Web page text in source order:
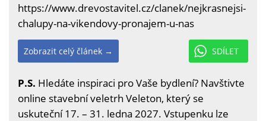
https://www.drevostavitel.cz/clanek/nejkrasnejsi-
chalupy-na-vikendovy-pronajem-u-nas
SDÍLET
Zobrazit celý článek →
P.S. Hledáte inspiraci pro Vaše bydlení? Navštivte
online stavební veletrh Veleton, který se
uskuteční 17. – 31. ledna 2027. Vstupenku lze